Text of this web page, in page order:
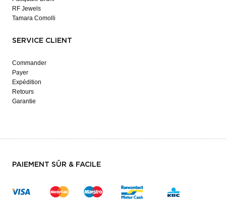
RF Jewels
Tamara Comolli
SERVICE CLIENT
Commander
Payer
Expédition
Retours
Garantie
PAIEMENT SÛR & FACILE